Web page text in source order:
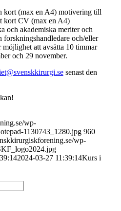
kort (max en A4) motivering till
kort CV (max en A4)
och akademiska meriter och
forskningshandledare och/eller
möjlighet att avsätta 10 timmar
och 29 november.
senast den
wp-
1130743_1280.jpg 960
wp-
2024-03-27 11:39:14Kurs i